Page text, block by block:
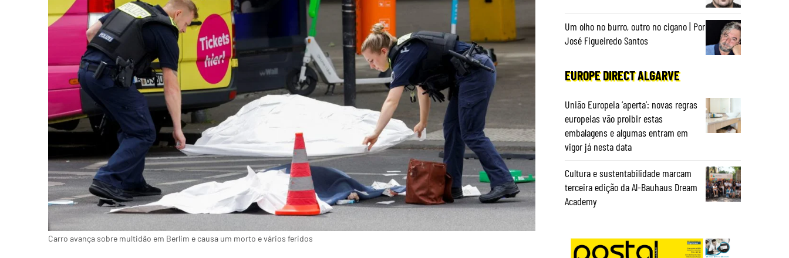
Carro avança sobre multidão em Berlim e causa um morto e vários feridos
Um olho no burro, outro no cigano | Por
José Figueiredo Santos
EUROPE DIRECT ALGARVE
União Europeia ‘aperta’: novas regras
europeias vão proibir estas
embalagens e algumas entram em
vigor já nesta data
Cultura e sustentabilidade marcam
terceira edição da Al-Bauhaus Dream
Academy